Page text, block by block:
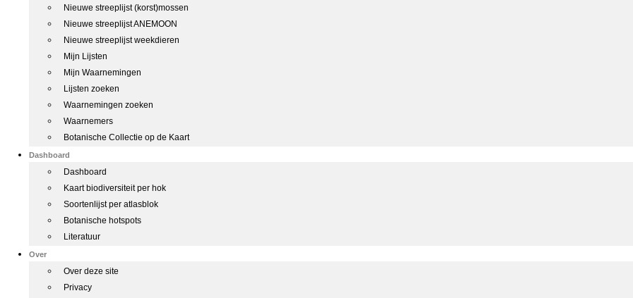
Nieuwe streeplijst (korst)mossen
Nieuwe streeplijst ANEMOON
Nieuwe streeplijst weekdieren
Mijn Lijsten
Mijn Waarnemingen
Lijsten zoeken
Waarnemingen zoeken
Waarnemers
Botanische Collectie op de Kaart
Dashboard
Dashboard
Kaart biodiversiteit per hok
Soortenlijst per atlasblok
Botanische hotspots
Literatuur
Over
Over deze site
Privacy